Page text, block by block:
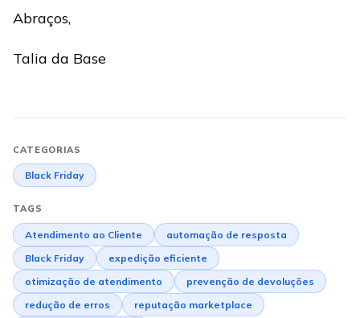
Abraços,
Talia da Base
CATEGORIAS
Black Friday
TAGS
Atendimento ao Cliente
automação de resposta
Black Friday
expedição eficiente
otimização de atendimento
prevenção de devoluções
redução de erros
reputação marketplace